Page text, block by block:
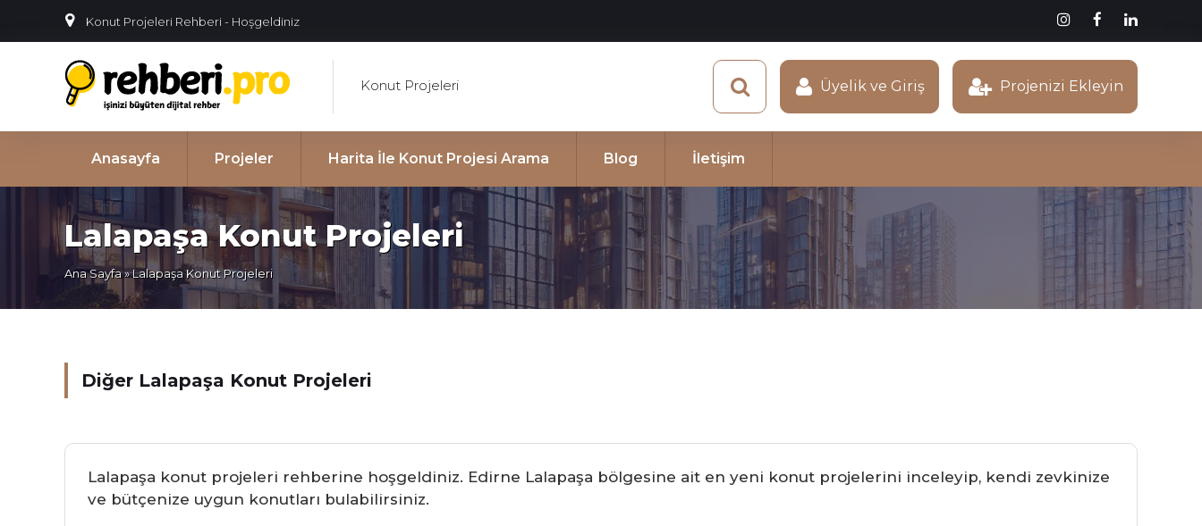
Konut Projeleri Rehberi - Hoşgeldiniz
Konut Projeleri Üyelik ve Giriş Projenizi Ekleyin
Anasayfa Projeler Harita İle Konut Projesi Arama Blog İletişim
Lalapaşa Konut Projeleri
Ana Sayfa» Lalapaşa Konut Projeleri
Diğer Lalapaşa Konut Projeleri
Lalapaşa konut projeleri rehberine hoşgeldiniz. Edirne Lalapaşa bölgesine ait en yeni konut projelerini inceleyip, kendi zevkinize
ve bütçenize uygun konutları bulabilirsiniz.